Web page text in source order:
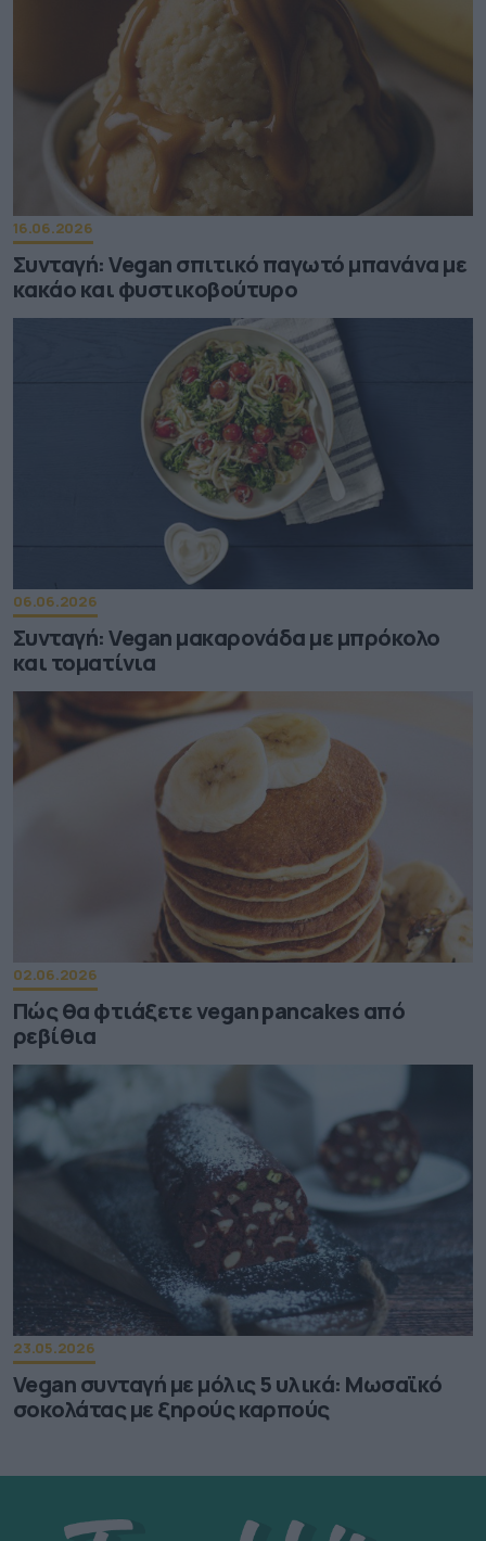
16.06.2026
Συνταγή: Vegan σπιτικό παγωτό μπανάνα με
κακάο και φυστικοβούτυρο
06.06.2026
Συνταγή: Vegan μακαρονάδα με μπρόκολο
και τοματίνια
02.06.2026
Πώς θα φτιάξετε vegan pancakes από
ρεβίθια
23.05.2026
Vegan συνταγή με μόλις 5 υλικά: Μωσαϊκό
σοκολάτας με ξηρούς καρπούς